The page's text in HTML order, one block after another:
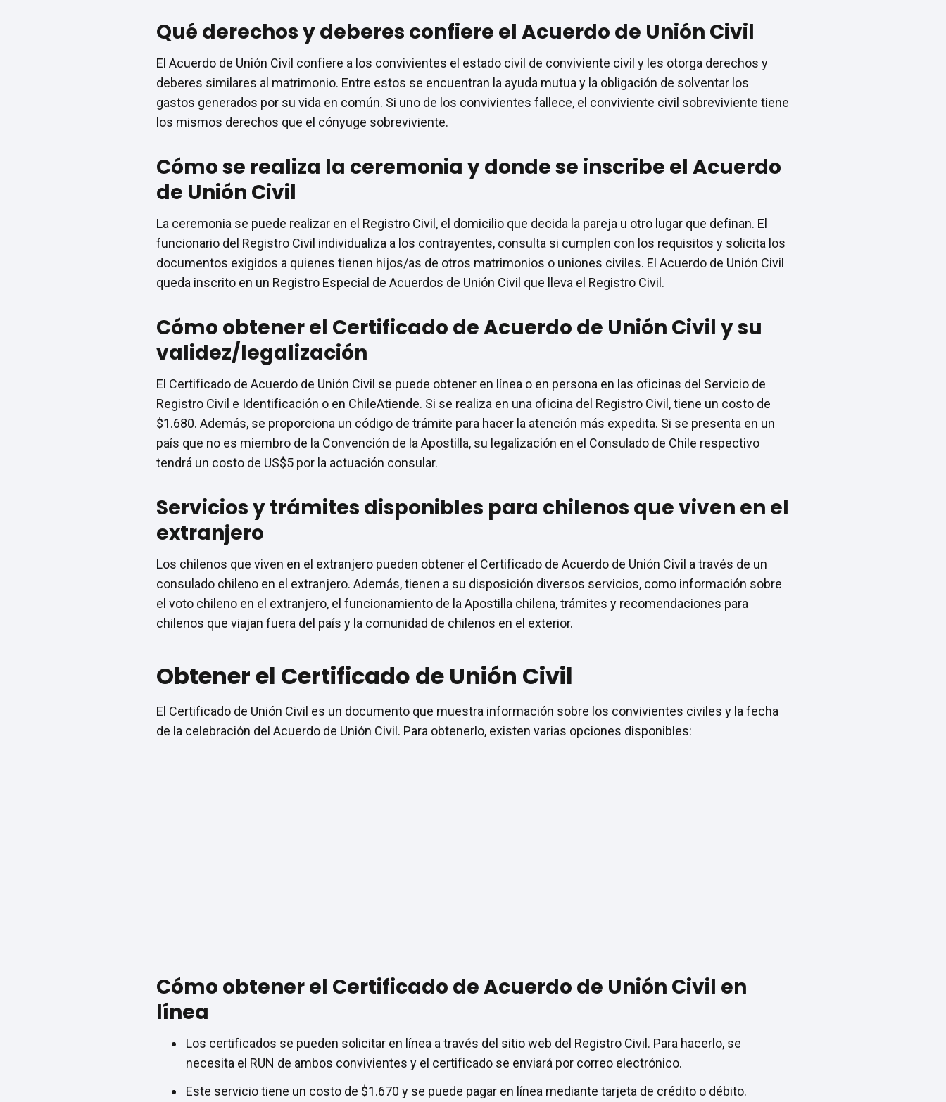
Qué derechos y deberes confiere el Acuerdo de Unión Civil
El Acuerdo de Unión Civil confiere a los convivientes el estado civil de conviviente civil y les otorga derechos y
deberes similares al matrimonio. Entre estos se encuentran la ayuda mutua y la obligación de solventar los
gastos generados por su vida en común. Si uno de los convivientes fallece, el conviviente civil sobreviviente tiene
los mismos derechos que el cónyuge sobreviviente.
Cómo se realiza la ceremonia y donde se inscribe el Acuerdo
de Unión Civil
La ceremonia se puede realizar en el Registro Civil, el domicilio que decida la pareja u otro lugar que definan. El
funcionario del Registro Civil individualiza a los contrayentes, consulta si cumplen con los requisitos y solicita los
documentos exigidos a quienes tienen hijos/as de otros matrimonios o uniones civiles. El Acuerdo de Unión Civil
queda inscrito en un Registro Especial de Acuerdos de Unión Civil que lleva el Registro Civil.
Cómo obtener el Certificado de Acuerdo de Unión Civil y su
validez/legalización
El Certificado de Acuerdo de Unión Civil se puede obtener en línea o en persona en las oficinas del Servicio de
Registro Civil e Identificación o en ChileAtiende. Si se realiza en una oficina del Registro Civil, tiene un costo de
$1.680. Además, se proporciona un código de trámite para hacer la atención más expedita. Si se presenta en un
país que no es miembro de la Convención de la Apostilla, su legalización en el Consulado de Chile respectivo
tendrá un costo de US$5 por la actuación consular.
Servicios y trámites disponibles para chilenos que viven en el
extranjero
Los chilenos que viven en el extranjero pueden obtener el Certificado de Acuerdo de Unión Civil a través de un
consulado chileno en el extranjero. Además, tienen a su disposición diversos servicios, como información sobre
el voto chileno en el extranjero, el funcionamiento de la Apostilla chilena, trámites y recomendaciones para
chilenos que viajan fuera del país y la comunidad de chilenos en el exterior.
Obtener el Certificado de Unión Civil
El Certificado de Unión Civil es un documento que muestra información sobre los convivientes civiles y la fecha
de la celebración del Acuerdo de Unión Civil. Para obtenerlo, existen varias opciones disponibles:
Cómo obtener el Certificado de Acuerdo de Unión Civil en
línea
Los certificados se pueden solicitar en línea a través del sitio web del Registro Civil. Para hacerlo, se
necesita el RUN de ambos convivientes y el certificado se enviará por correo electrónico.
Este servicio tiene un costo de $1.670 y se puede pagar en línea mediante tarjeta de crédito o débito.